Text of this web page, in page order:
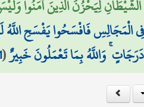
لِيَحْزُنَ الَّذِينَ آمَنُوا
الْمَجَالِسِ فَافْسَحُوا يَفْسَحِ
دَرَجَاتٍ ۚ وَاللَّهُ بِمَا تَعْمَلُونَ خَبِيرٌ(